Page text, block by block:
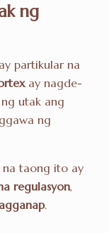
ng
partikular na
ay nagde-
utak ang
ng
na taong ito ay
regulasyon,
.